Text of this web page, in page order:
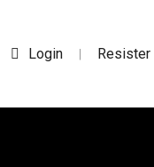
Login | Resister